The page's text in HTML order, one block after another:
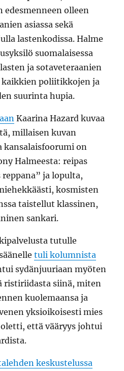
olleen
asiassa sekä
lastenkodissa. Halme
suomalaisessa
ja sotaveteraanien
kaikkien poliitikkojen ja
suurinta hupia.
Kaarina Hazard kuvaa
millaisen kuvan
kansalaisfoorumi on
Halmeesta: reipas
ja lopulta,
kosmisten
taistellut klassinen,
sankari.
tutulle
tuli kolumnista
sydänjuuriaan myöten
ristiriidasta siinä, miten
kuolemaansa ja
yksioikoisesti mies
että vääryys johtui
keskustelussa